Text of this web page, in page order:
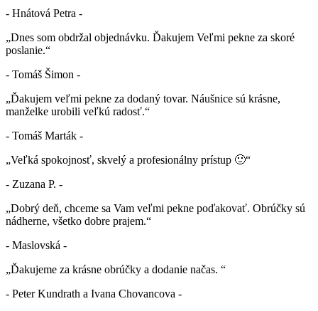
- Hnátová Petra -
„Dnes som obdržal objednávku. Ďakujem Veľmi pekne za skoré
poslanie.“
- Tomáš Šimon -
„Ďakujem veľmi pekne za dodaný tovar. Náušnice sú krásne,
manželke urobili veľkú radosť.“
- Tomáš Marták -
„Veľká spokojnosť, skvelý a profesionálny prístup 🙂“
- Zuzana P. -
„Dobrý deň, chceme sa Vam veľmi pekne poďakovať. Obrúčky sú
nádherne, všetko dobre prajem.“
- Maslovská -
„Ďakujeme za krásne obrúčky a dodanie načas. “
- Peter Kundrath a Ivana Chovancova -